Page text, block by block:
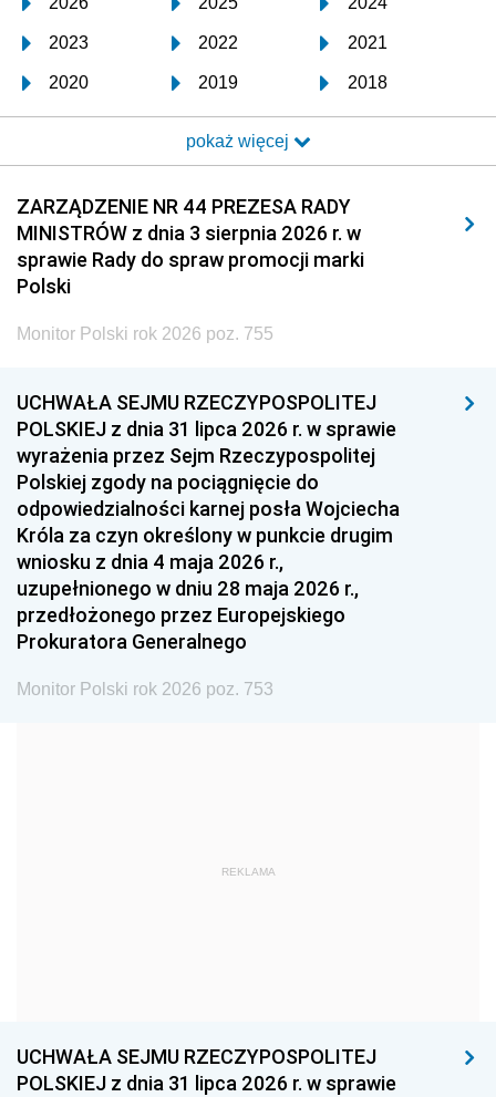
2023 2022 2021
2020 2019 2018
2017 2016 2015
2014 2013 2012
2011 2010 2009
2008 2007 2006
2005
1996 1995 1994
1993 1992 1991
1990 1989
1987 1986 1985
1984 1983
1981 1980 1979
1978 1977
1975 1974
1959
1939 1938 1937
pokaż więcej
ZARZĄDZENIE NR 44 PREZESA RADY
MINISTRÓW z dnia 3 sierpnia 2026 r. w
sprawie Rady do spraw promocji marki
Polski
Monitor Polski rok 2026 poz. 755
UCHWAŁA SEJMU RZECZYPOSPOLITEJ
POLSKIEJ z dnia 31 lipca 2026 r. w sprawie
wyrażenia przez Sejm Rzeczypospolitej
Polskiej zgody na pociągnięcie do
odpowiedzialności karnej posła Wojciecha
Króla za czyn określony w punkcie drugim
wniosku z dnia 4 maja 2026 r.,
uzupełnionego w dniu 28 maja 2026 r.,
przedłożonego przez Europejskiego
Prokuratora Generalnego
Monitor Polski rok 2026 poz. 753
REKLAMA
UCHWAŁA SEJMU RZECZYPOSPOLITEJ
POLSKIEJ z dnia 31 lipca 2026 r. w sprawie